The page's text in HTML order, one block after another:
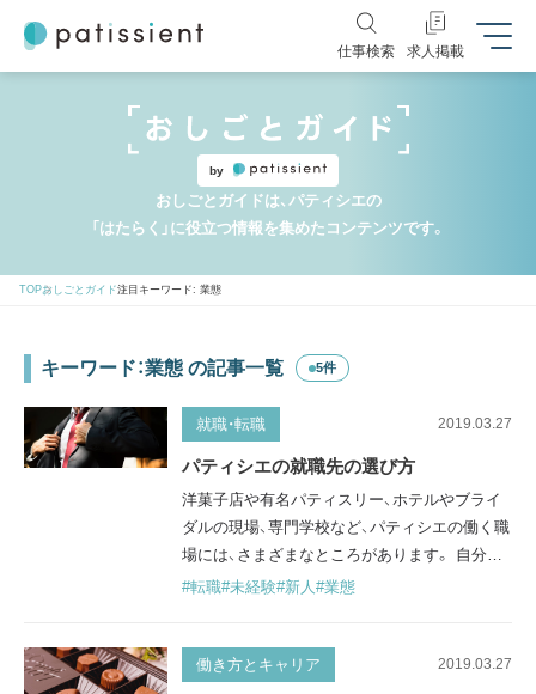
仕事検索 求人掲載
by
おしごとガイドは、パティシエの
「はたらく」に役立つ情報を集めたコンテンツです。
TOPおしごとガイド注目キーワード: 業態
キーワード：業態 の記事一覧 5件
就職・転職 2019.03.27
パティシエの就職先の選び方
洋菓子店や有名パティスリー、ホテルやブライ
ダルの現場、専門学校など、パティシエの働く職
場には、さまざまなところがあります。 自分が
どんな場所で働きたいか、またどんな業態が向
いて見ていきましょう。 洋菓子店、パティスリ
#転職#未経験#新人 #業態
働き方とキャリア 2019.03.27